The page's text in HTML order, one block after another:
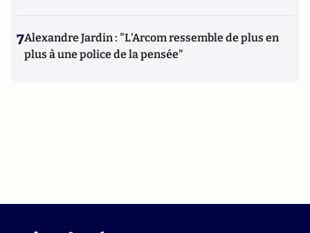
7Alexandre Jardin : "L'Arcom ressemble de plus en
plus à une police de la pensée"